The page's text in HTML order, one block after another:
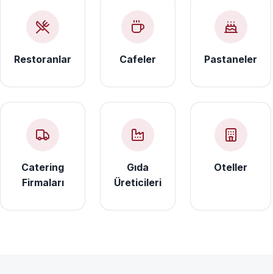
Restoranlar Cafeler Pastaneler
Catering
Firmaları
Gıda
Üreticileri
Oteller